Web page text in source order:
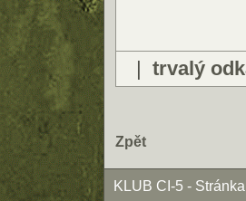
| trvalý
Zpět
KLUB CI-5 -